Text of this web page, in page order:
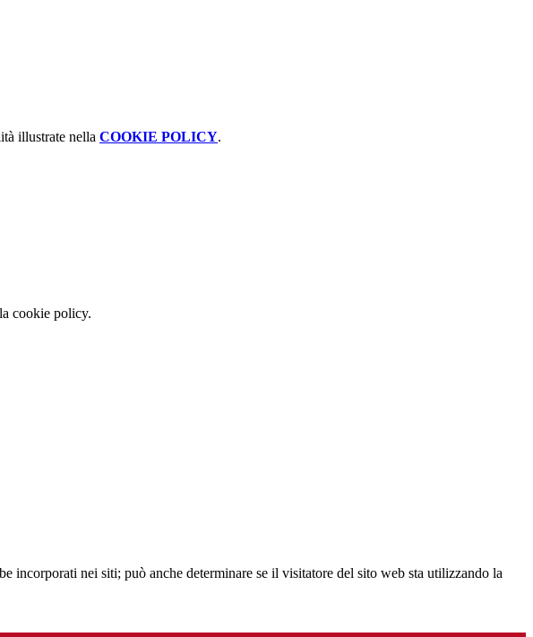
illustrate nella COOKIE POLICY.
cookie policy.
incorporati nei siti; può anche determinare se il visitatore del sito web sta utilizzando la